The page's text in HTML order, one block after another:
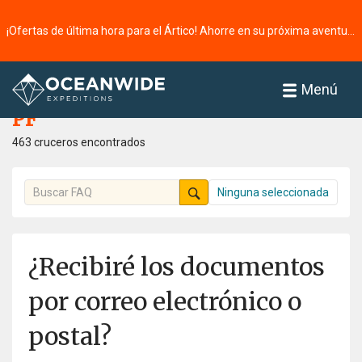
Menú
Página principal
PF
463 cruceros encontrados
Ninguna seleccionada
¿Recibiré los documentos
por correo electrónico o
postal?